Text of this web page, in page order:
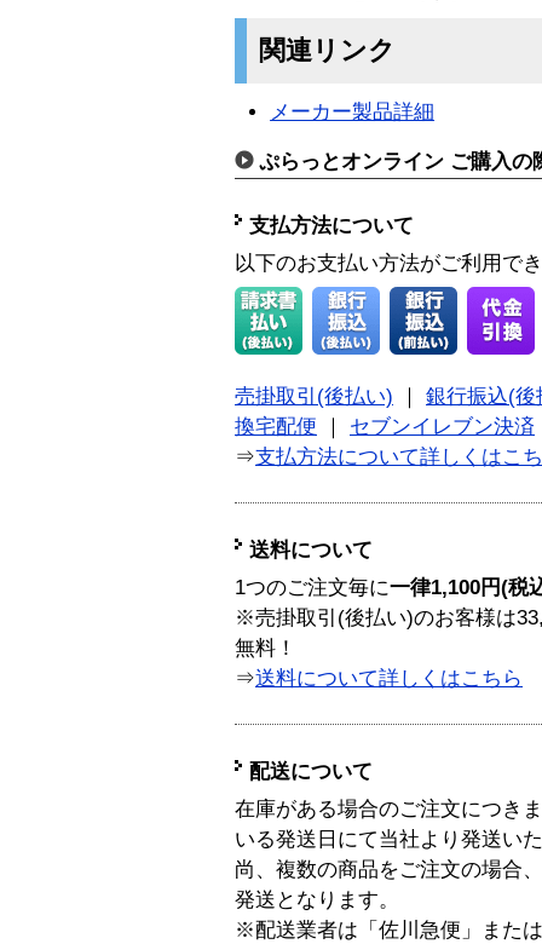
関連リンク
メーカー製品詳細
ぷらっとオンライン ご購入の
支払方法について
以下のお支払い方法がご利用で
売掛取引(後払い)
銀行振込(後
換宅配便
セブンイレブン決済
⇒支払方法について詳しくはこ
送料について
1つのご注文毎に一律1,100円(税
※売掛取引(後払い)のお客様は
無料！
⇒送料について詳しくはこちら
配送について
在庫がある場合のご注文につき
いる発送日にて当社より発送い
尚、複数の商品をご注文の場合
発送となります。
※配送業者は「佐川急便」また